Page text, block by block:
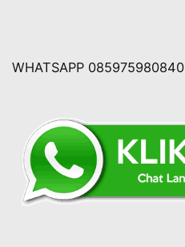
WHATSAPP 085975980840